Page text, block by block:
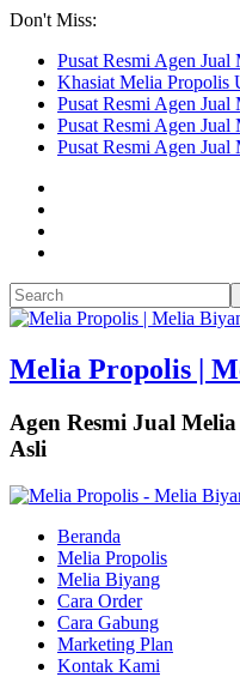
Don't Miss:
Pusat Resmi Agen
Khasiat Melia Propolis
Pusat Resmi Agen
Pusat Resmi Agen
Pusat Resmi Agen
Melia Propolis |
Agen Resmi Jual
Asli
Beranda
Melia Propolis
Melia Biyang
Cara Order
Cara Gabung
Marketing Plan
Kontak Kami